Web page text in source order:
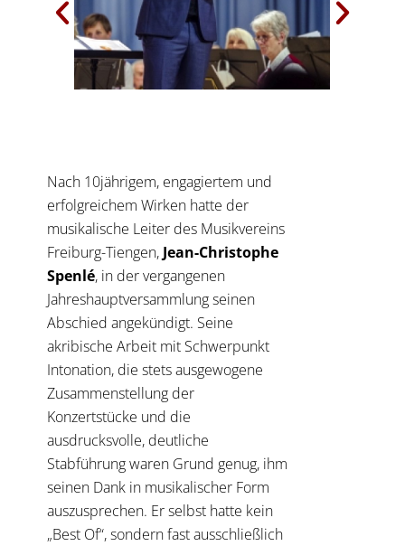
Nach 10jährigem, engagiertem und
erfolgreichem Wirken hatte der
musikalische Leiter des Musikvereins
Freiburg-Tiengen, Jean-Christophe
Spenlé, in der vergangenen
Jahreshauptversammlung seinen
Abschied angekündigt. Seine
akribische Arbeit mit Schwerpunkt
Intonation, die stets ausgewogene
Zusammenstellung der
Konzertstücke und die
ausdrucksvolle, deutliche
Stabführung waren Grund genug, ihm
seinen Dank in musikalischer Form
auszusprechen. Er selbst hatte kein
„Best Of“, sondern fast ausschließlich